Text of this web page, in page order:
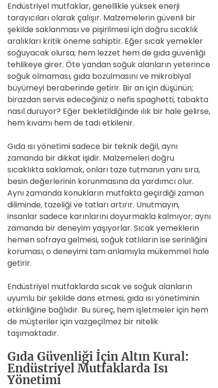
Endüstriyel mutfaklar, genellikle yüksek enerji
tarayıcıları olarak çalışır. Malzemelerin güvenli bir
şekilde saklanması ve pişirilmesi için doğru sıcaklık
aralıkları kritik öneme sahiptir. Eğer sıcak yemekler
soğuyacak olursa; hem lezzet hem de gıda güvenliği
tehlikeye girer. Öte yandan soğuk alanların yeterince
soğuk olmaması, gıda bozulmasını ve mikrobiyal
büyümeyi beraberinde getirir. Bir an için düşünün;
birazdan servis edeceğiniz o nefis spaghetti, tabakta
nasıl duruyor? Eğer bekletildiğinde ılık bir hale gelirse,
hem kıvamı hem de tadı etkilenir.
Gıda ısı yönetimi sadece bir teknik değil, aynı
zamanda bir dikkat işidir. Malzemeleri doğru
sıcaklıkta saklamak, onları taze tutmanın yanı sıra,
besin değerlerinin korunmasına da yardımcı olur.
Aynı zamanda konukların mutfakta geçirdiği zaman
diliminde, tazeliği ve tatları artırır. Unutmayın,
insanlar sadece karınlarını doyurmakla kalmıyor; aynı
zamanda bir deneyim yaşıyorlar. Sıcak yemeklerin
hemen sofraya gelmesi, soğuk tatlıların ise serinliğini
koruması, o deneyimi tam anlamıyla mükemmel hale
getirir.
Endüstriyel mutfaklarda sıcak ve soğuk alanların
uyumlu bir şekilde dans etmesi, gıda ısı yönetiminin
etkinliğine bağlıdır. Bu süreç, hem işletmeler için hem
de müşteriler için vazgeçilmez bir nitelik
taşımaktadır.
Gıda Güvenliği İçin Altın Kural:
Endüstriyel Mutfaklarda Isı
Yönetimi